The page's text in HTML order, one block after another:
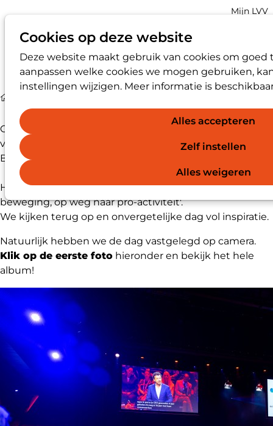
Cookies op deze website
Deze website maakt gebruik van cookies om goed
aanpassen welke cookies we mogen gebruiken,
instellingen wijzigen. Meer informatie is
Alles accepteren
Zelf instellen
Alles weigeren
Zoek
Account
Mijn LVV
Op 19 juni mochten we ruim 900 deelnemers
verwelkomen op het LVV Jaarcongres 2025 bij Spant! in
Bussum.
Het thema van de dag was 'De vertrouwenspersoon in
beweging, op weg naar pro-activiteit'.
We kijken terug op en onvergetelijke dag vol inspiratie.
Natuurlijk hebben we de dag vastgelegd op camera.
Klik op de eerste foto hieronder en bekijk het hele
album!